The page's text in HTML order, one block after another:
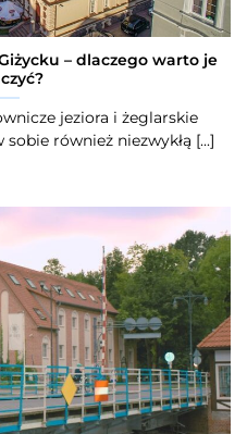
– dlaczego warto je
jeziora i żeglarskie
również niezwykłą [...]